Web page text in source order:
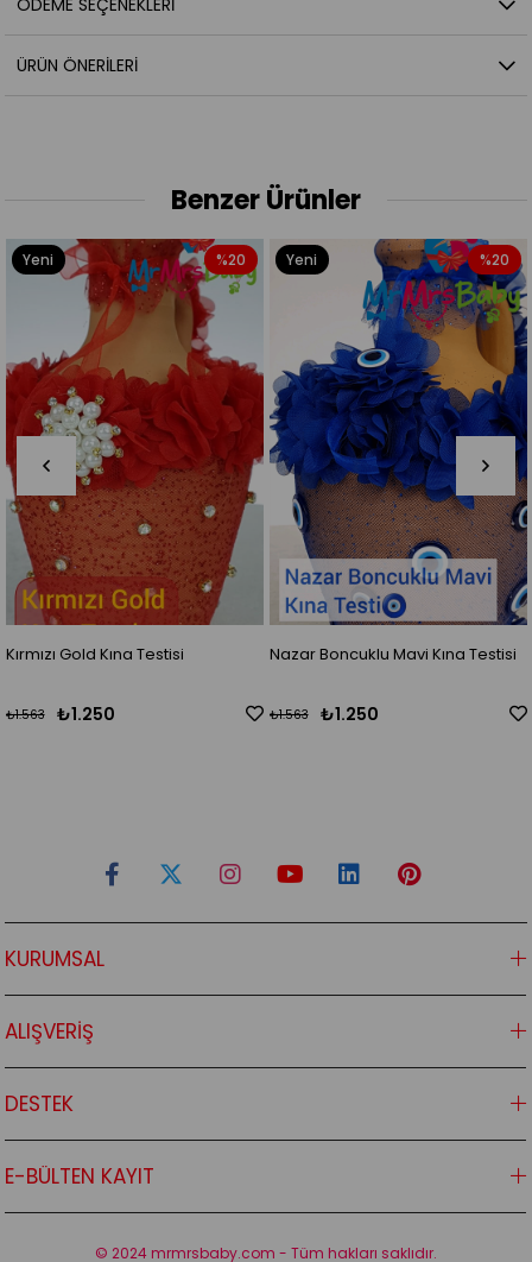
ÜRÜN ÖNERILERI
Benzer Ürünler
Kırmızı Gold Kına Testisi
₺1.250
₺1.563
%20
Yeni
Nazar Boncuklu Mavi Kına Testisi
₺1.250
₺1.563
%20
Yeni
KURUMSAL
ALIŞVERİŞ
DESTEK
E-BÜLTEN KAYIT
© 2024 mrmrsbaby.com - Tüm hakları saklıdır.